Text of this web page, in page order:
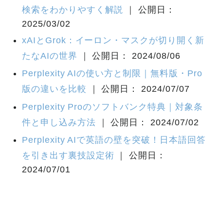
検索をわかりやすく解説 ｜ 公開日：
2025/03/02
xAIとGrok：イーロン・マスクが切り開く新
たなAIの世界 ｜ 公開日： 2024/08/06
Perplexity AIの使い方と制限｜無料版・Pro
版の違いを比較 ｜ 公開日： 2024/07/07
Perplexity Proのソフトバンク特典｜対象条
件と申し込み方法 ｜ 公開日： 2024/07/02
Perplexity AIで英語の壁を突破！日本語回答
を引き出す裏技設定術 ｜ 公開日：
2024/07/01